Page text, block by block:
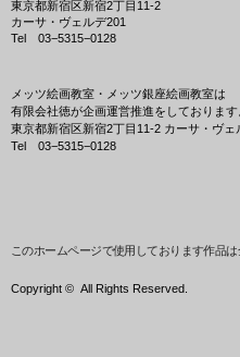
東京都新宿区新宿2丁目11-2
カーサ・ヴェルデ201
Tel 03−5315−0128
メッツ絵画教室・メッツ銀座絵画教室は
有限会社徳が企画運営推進をしております
東京都新宿区新宿2丁目11-2 カーサ・ヴェ
Tel 03−5315−0128
このホームページで使用しております作品
Copyright © All Rights Reserved.